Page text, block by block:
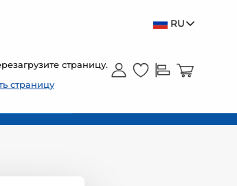
RU
страницу.
страницу